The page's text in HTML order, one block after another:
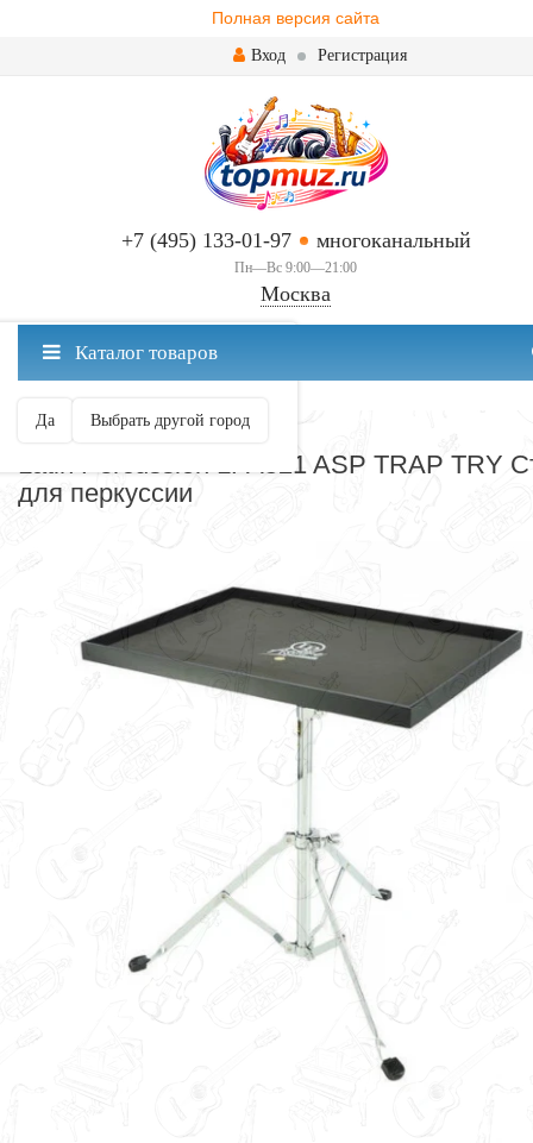
Полная версия сайта
Вход Регистрация
+7 (495) 133-01-97 многоканальный
Пн—Вс 9:00—21:00
Москва
Москва ваш город?
Да Выбрать другой город
Каталог товаров
CТОЙКИ ДЛЯ ПЕРКУССИИ
Latin Percussion LPA521 ASP TRAP TRY
для перкуссии